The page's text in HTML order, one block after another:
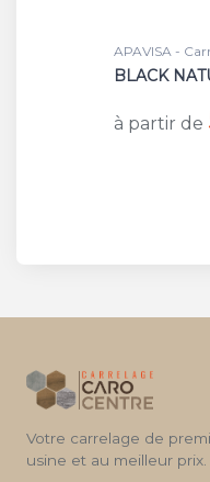
APAVISA -
BLACK
à partir de
Votre carrelage de
usine et au meilleur prix.